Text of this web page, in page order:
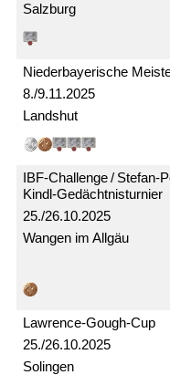
Salzburg
8./9.11.2025
Nieder­bayerische
Landshut
25./26.10.2025
IBF-Challenge / Stefan-
Kindl-Gedächtnis­turnier
Wangen im Allgäu
25./26.10.2025
Lawrence-Gough-Cup
Solingen